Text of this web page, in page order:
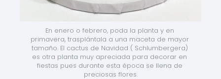
En enero o febrero, poda la planta y en
primavera, trasplántala a una maceta de mayor
tamaño. El cactus de Navidad ( Schlumbergera)
es otra planta muy apreciada para decorar en
fiestas pues durante esta época se llena de
preciosas flores.